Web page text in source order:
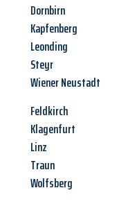
Dornbirn
Kapfenberg
Leonding
Steyr
Wiener Neustadt
Feldkirch
Klagenfurt
Linz
Traun
Wolfsberg